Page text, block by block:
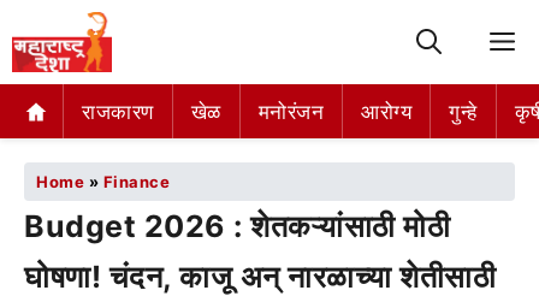
राजकारण खेळ मनोरंजन आरोग्य गुन्हे
Home » Finance
Budget 2026 : शेतकऱ्यांसाठी मोठी
घोषणा! चंदन, काजू अन् नारळाच्या शेतीसाठी